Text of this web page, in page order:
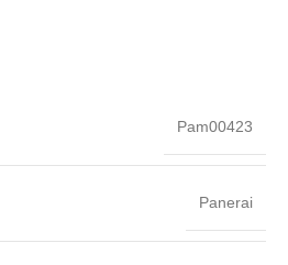
Pam00423
Panerai